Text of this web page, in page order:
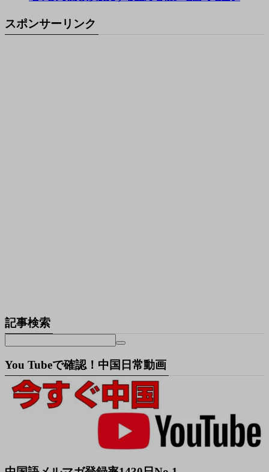
スポンサーリンク
記事検索
You Tubeで確認！中国日常動画